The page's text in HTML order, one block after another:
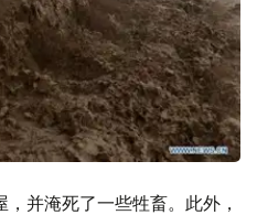
并淹死了一些牲畜。此外，